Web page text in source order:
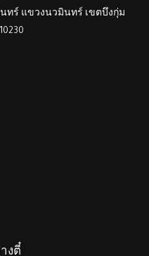
นทร์ แขวงนวมินทร์ เขตบึงกุ่ม
งตี๋